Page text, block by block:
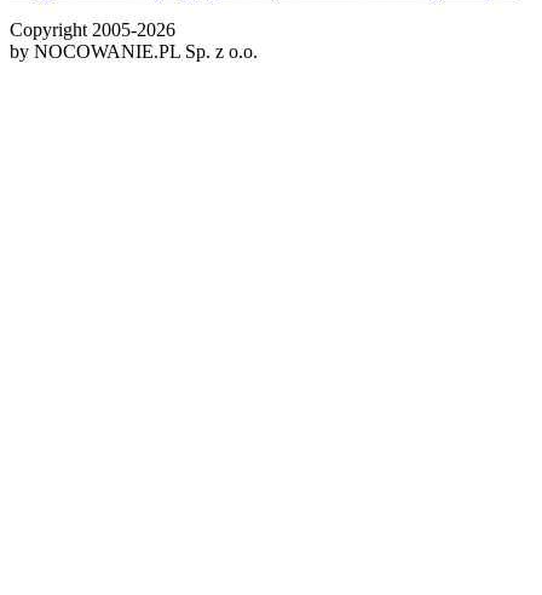
Copyright 2005-2026
by NOCOWANIE.PL Sp. z o.o.